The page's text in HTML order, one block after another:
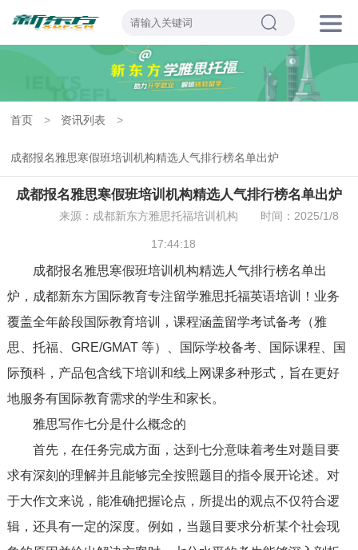
首页 > 资讯列表 >
成都报名雅思寒假班培训机构精选人气排行榜名单出炉
成都报名雅思寒假班培训机构精选人气排行榜名单出炉
来源：成都新东方雅思托福培训机构 时间：2025/1/8
17:44:18
成都报名雅思寒假班培训机构精选人气排行榜名单出
炉，成都新东方国际教育专注留学雅思托福英语培训！业务
覆盖全年龄段国际教育培训，课程涵盖留学考试备考（雅
思、托福、GRE/GMAT 等）、国际学校备考、国际课程、国
际预科，产品包含线下培训和线上网课多种形式，旨在更好
地服务有国际教育需求的学生和家长。
雅思写作七分是什么概念的
首先，在任务完成方面，达到七分意味着考生对题目要
求有深刻的理解并且能够完全按照题目的指令展开论述。对
于大作文来说，能准确把握论点，所提出的观点不仅符合逻
辑，还具有一定的深度。例如，当题目要求分析某个社会现